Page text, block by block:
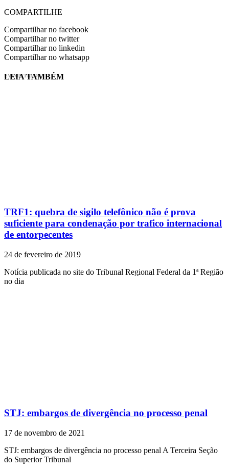
COMPARTILHE
Compartilhar no facebook
Compartilhar no twitter
Compartilhar no linkedin
Compartilhar no whatsapp
EVINIS TALON
LEIA TAMBÉM
TRF1: quebra de sigilo telefônico não é prova
suficiente para condenação por trafico internacional
de entorpecentes
24 de fevereiro de 2019
Notícia publicada no site do Tribunal Regional Federal da 1ª Região
no dia
STJ: embargos de divergência no processo penal
17 de novembro de 2021
STJ: embargos de divergência no processo penal A Terceira Seção
do Superior Tribunal